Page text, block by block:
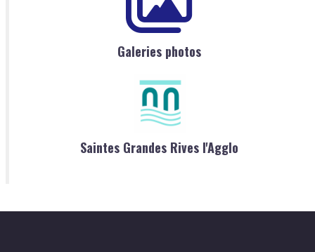
Galeries photos
Saintes Grandes Rives l'Agglo